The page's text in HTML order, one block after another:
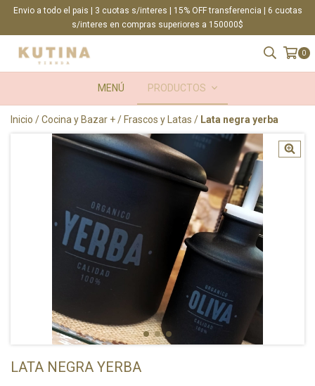
Envio a todo el pais | 3 cuotas s/interes | 15% OFF transferencia | 6 cuotas
s/interes en compras superiores a 150000$
0
MENÚ PRODUCTOS
Inicio /Cocina y Bazar +/ Frascos y Latas / Lata negra yerba
LATA NEGRA YERBA